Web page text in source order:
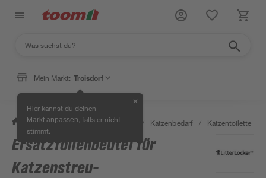
Mein Markt: Troisdorf
Hier kannst du deinen
Markt anpassen , falls er nicht
stimmt.
✕
/ Garten & Freizeit / Tierbedarf / Katzenbedarf / Katzentoilette
Ersatzfolienbeutel für
Katzenstreu-